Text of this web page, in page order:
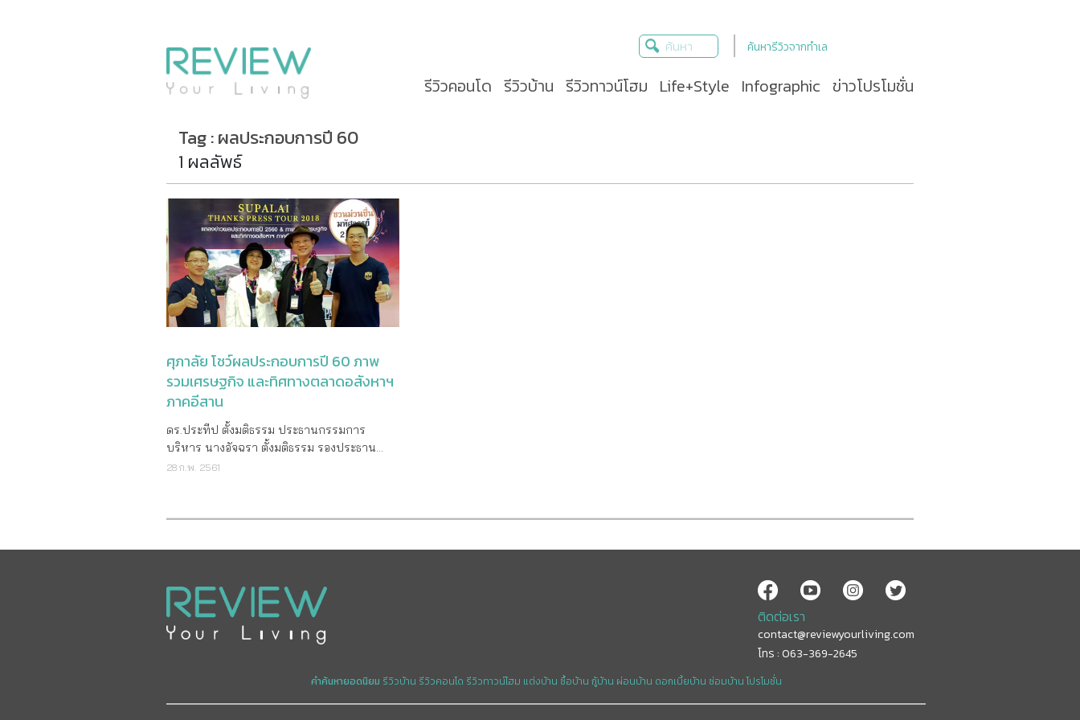
ค้นหารีวิวจากทำเล
รีวิวคอนโด รีวิวบ้าน รีวิวทาวน์โฮม Life+Style Infographic ข่าวโปรโมชั่น
Tag : ผลประกอบการปี 60
1 ผลลัพธ์
ศุภาลัย โชว์ผลประกอบการปี 60 ภาพ
รวมเศรษฐกิจ และทิศทางตลาดอสังหาฯ
ภาคอีสาน
ดร.ประทีป ตั้งมติธรรม ประธานกรรมการ
บริหาร นางอัจฉรา ตั้งมติธรรม รองประธาน
กรรมการบริหาร นายไตรเตชะ ตั้งมติธรรม
ภูมิภาค 2 บริษัท ศุภาลัย จำกัด(มหาชน) ให้
ภาพรวมเศรษฐกิจ และทิศทางตลาดอสังหาฯ
ล้านบาท รายได้รวม 25,789 ล้านบาท เติบโต
10% และกำไรสุทธิ 5,812 ล้านบาท เติบโต 19%
ซึ่งเป็นตัวเลขผลประกอบการที่โดดเด่นและเกิน
เป้าหมายที่ตั้งไว้ พร้อมเตรียมขยายโครงการใหม่
รนด์ โฮเทล & คอนเวนชั่น เซ็นเตอร์ เมื่อวันที่ 23
28 ก.พ. 2561
ติดต่อเรา
contact@reviewyourliving.com
โทร : 063-369-2645
คำค้นหายอดนิยม รีวิวบ้าน รีวิวคอนโด รีวิวทาวน์โฮม แต่งบ้าน ซื้อบ้าน กู้บ้าน ผ่อนบ้าน ดอกเบี้ยบ้าน ซ่อมบ้านโปรโมชั่น